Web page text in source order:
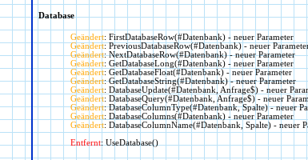
Database
Geändert: FirstDatabaseRow(#Datenbank) - neuer Parameter
Geändert: PreviousDatabaseRow(#Datenbank) - neuer
Geändert: NextDatabaseRow(#Datenbank) - neuer Parameter
Geändert: GetDatabaseLong(#Datenbank) - neuer Parameter
Geändert: GetDatabaseFloat(#Datenbank) - neuer Parameter
Geändert: GetDatabaseString(#Datenbank) - neuer Parameter
Geändert: DatabaseUpdate(#Datenbank, Anfrage$) - neuer
Geändert: DatabaseQuery(#Datenbank, Anfrage$) - neuer
Geändert: DatabaseColumnType(#Datenbank, Spalte) - neuer
Geändert: DatabaseColumns(#Datenbank) - neuer Parameter
Geändert: DatabaseColumnName(#Datenbank, Spalte) - neuer
Entfernt: UseDatabase()